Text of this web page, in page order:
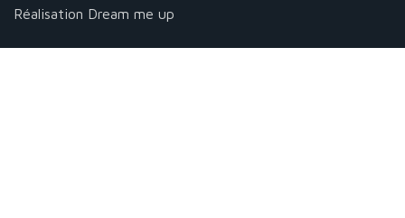
Réalisation Dream me up